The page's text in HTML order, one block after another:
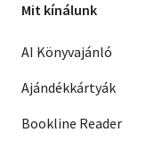
Mit kínálunk
AI Könyvajánló
Ajándékkártyák
Bookline Reader